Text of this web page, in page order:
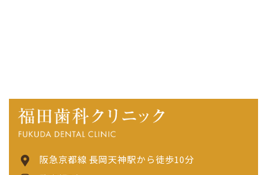
阪急京都線 長岡天神駅から徒歩10分